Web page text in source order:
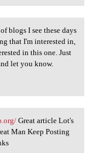
blogs I see these days
that I'm interested in,
in this one. Just
let you know.
Great article Lot's
Man Keep Posting